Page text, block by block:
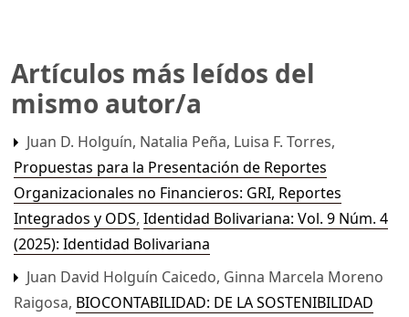
Artículos más leídos del
mismo autor/a
Juan D. Holguín, Natalia Peña, Luisa F. Torres,
Propuestas para la Presentación de Reportes
Organizacionales no Financieros: GRI, Reportes
Integrados y ODS, Identidad Bolivariana: Vol. 9 Núm. 4
(2025): Identidad Bolivariana
Juan David Holguín Caicedo, Ginna Marcela Moreno
Raigosa, BIOCONTABILIDAD: DE LA SOSTENIBILIDAD